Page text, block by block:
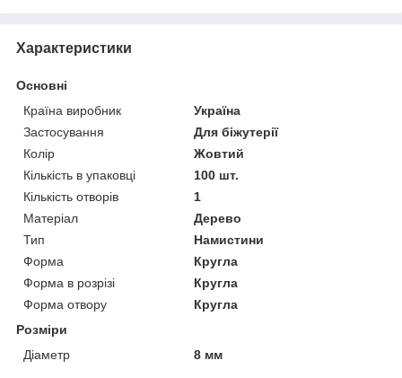
Характеристики
Основні
Країна виробник
Україна
Застосування
Для біжутерії
Колір
Жовтий
Кількість в упаковці
100 шт.
Кількість отворів
1
Матеріал
Дерево
Тип
Намистини
Форма
Кругла
Форма в розрізі
Кругла
Форма отвору
Кругла
Розміри
Діаметр
8 мм